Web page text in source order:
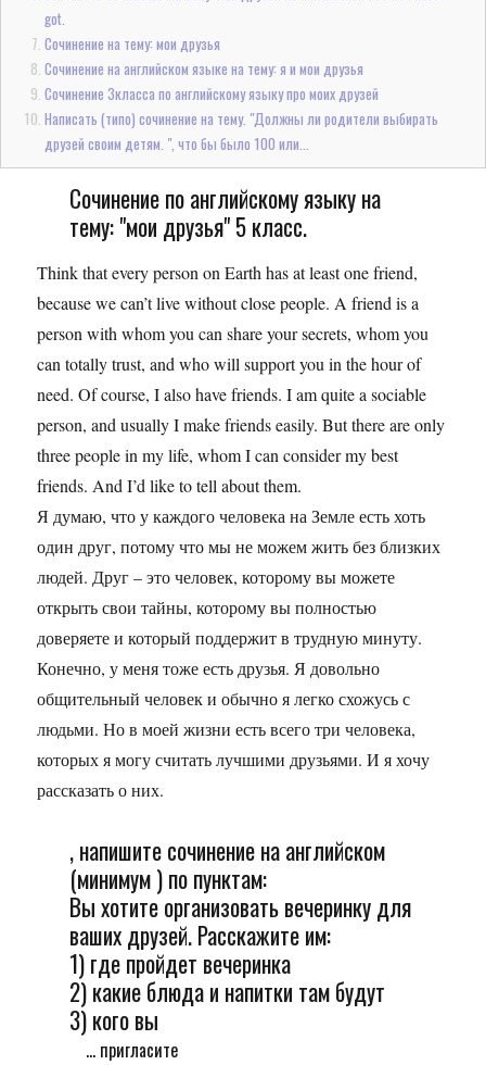
got.
Сочинение на тему: мои друзья
Сочинение на английском языке на тему: я и мои друзья
Сочинение 3класса по английскому языку про моих друзей
Написать (типо) сочинение на тему. "Должны ли родители выбирать
друзей своим детям. ", что бы было 100 или...
Сочинение по английскому языку на
тему: "мои друзья" 5 класс.
Think that every person on Earth has at least one friend,
because we can’t live without close people. A friend is a
person with whom you can share your secrets, whom you
can totally trust, and who will support you in the hour of
need. Of course, I also have friends. I am quite a sociable
person, and usually I make friends easily. But there are only
three people in my life, whom I can consider my best
friends. And I’d like to tell about them.
Я думаю, что у каждого человека на Земле есть хоть
один друг, потому что мы не можем жить без близких
людей. Друг – это человек, которому вы можете
открыть свои тайны, которому вы полностью
доверяете и который поддержит в трудную минуту.
Конечно, у меня тоже есть друзья. Я довольно
общительный человек и обычно я легко схожусь с
людьми. Но в моей жизни есть всего три человека,
которых я могу считать лучшими друзьями. И я хочу
рассказать о них.
, напишите сочинение на английском
(минимум ) по пунктам:
Вы хотите организовать вечеринку для
ваших друзей. Расскажите им:
1) где пройдет вечеринка
2) какие блюда и напитки там будут
3) кого вы
... пригласите